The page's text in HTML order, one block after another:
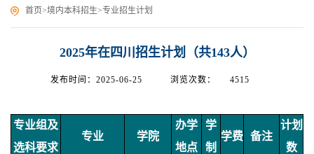
首页>境内本科招生>专业招生计划
2025年在四川招生计划（共143人）
发布时间：2025-06-25 浏览次数： 4515
专业组及
选科要求
专业 学院
办学
地点
学
制
学费 备注
计划
数